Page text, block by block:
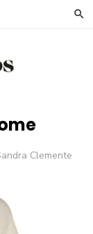
Clemente